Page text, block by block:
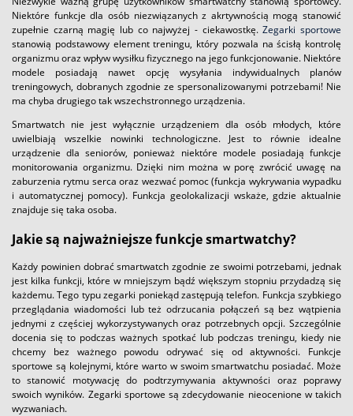
Niektóre funkcje dla osób niezwiązanych z akrtywnością mogą stanowić
zupełnie czarną magię lub co najwyżej - ciekawostkę.Zegarki sportowe
stanowią podstawowy element treningu, który pozwala na ścisłą kontrolę
organizmu oraz wpływ wysiłku fizycznego na jego funkcjonowanie. Niektóre
modele posiadają nawet opcję wysyłania indywidualnych planów
treningowych, dobranych zgodnie ze spersonalizowanymi potrzebami! Nie
ma chyba drugiego tak wszechstronnego urządzenia.
Smartwatch nie jest wyłącznie urządzeniem dla osób młodych, które
uwielbiają wszelkie nowinki technologiczne. Jest to równie idealne
urządzenie dla seniorów, ponieważ niektóre modele posiadają funkcje
monitorowania organizmu. Dzięki nim można w porę zwrócić uwagę na
zaburzenia rytmu serca oraz wezwać pomoc (funkcja wykrywania wypadku
i automatycznej pomocy). Funkcja geolokalizacji wskaże, gdzie aktualnie
znajduje się taka osoba.
Jakie są najważniejsze funkcje smartwatchy?
Każdy powinien dobrać smartwatch zgodnie ze swoimi potrzebami, jednak
jest kilka funkcji, które w mniejszym bądź większym stopniu przydadzą się
każdemu. Tego typu zegarki poniekąd zastępują telefon. Funkcja szybkiego
przeglądania wiadomości lub też odrzucania połączeń są bez wątpienia
jednymi z częściej wykorzystywanych oraz potrzebnych opcji. Szczególnie
docenia się to podczas ważnych spotkać lub podczas treningu, kiedy nie
chcemy bez ważnego powodu odrywać się od aktywności. Funkcje
sportowe są kolejnymi, które warto w swoim smartwatchu posiadać. Może
to stanowić motywację do podtrzymywania aktywności oraz poprawy
swoich wyników. Zegarki sportowe są zdecydowanie nieocenione w takich
wyzwaniach.